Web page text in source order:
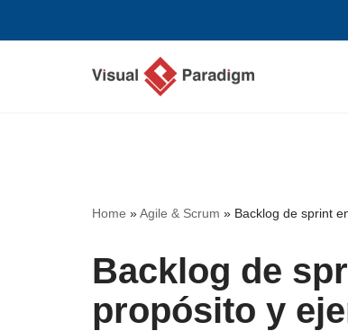
Home »Agile & Scrum » Backlog de sprint
Backlog de
propósito y